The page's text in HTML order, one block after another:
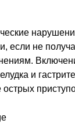
если не
и
острых